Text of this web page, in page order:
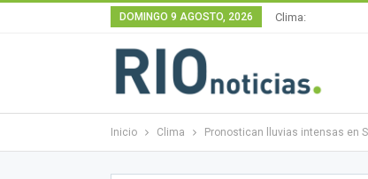
DOMINGO 9 AGOSTO, 2026 Clima:
Inicio Clima Pronostican lluvias intensas en